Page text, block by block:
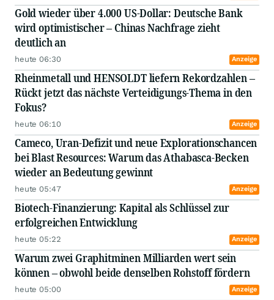
Gold wieder über 4.000 US-Dollar: Deutsche Bank
wird optimistischer – Chinas Nachfrage zieht
deutlich an
heute 06:30 Anzeige
Rheinmetall und HENSOLDT liefern Rekordzahlen –
Rückt jetzt das nächste Verteidigungs-Thema in den
Fokus?
heute 06:10 Anzeige
Cameco, Uran-Defizit und neue Explorationschancen
bei Blast Resources: Warum das Athabasca-Becken
wieder an Bedeutung gewinnt
heute 05:47 Anzeige
Biotech-Finanzierung: Kapital als Schlüssel zur
erfolgreichen Entwicklung
heute 05:22 Anzeige
Warum zwei Graphitminen Milliarden wert sein
können – obwohl beide denselben Rohstoff fördern
heute 05:00 Anzeige